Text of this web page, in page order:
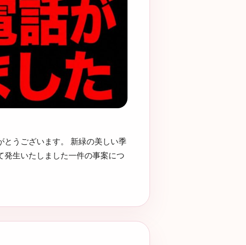
うございます。 新緑の美しい季
生いたしました一件の事案につ